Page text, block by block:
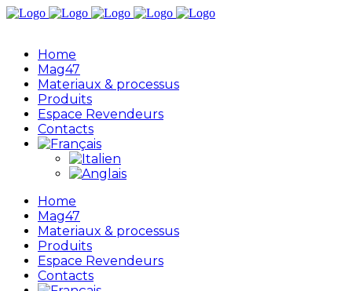
Home
Mag47
Materiaux & processus
Produits
Espace Revendeurs
Contacts
Home
Mag47
Materiaux & processus
Produits
Espace Revendeurs
Contacts